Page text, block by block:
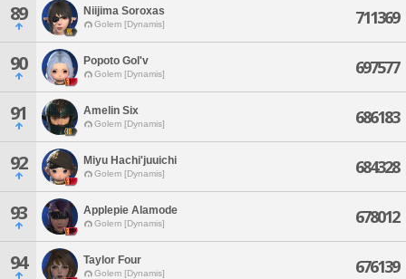
89 Niijima Soroxas
Golem [Dynamis] 711369
90 Popoto Gol'v
Golem [Dynamis] 697577
91 Amelin Six
Golem [Dynamis] 686183
92 Miyu Hachi'juuichi
Golem [Dynamis] 684328
93 Applepie Alamode
Golem [Dynamis] 678012
94 Taylor Four
Golem [Dynamis] 676139